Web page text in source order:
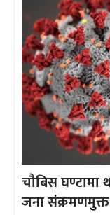
चौबिस घण्टामा
जना संक्रमणमुुक्त